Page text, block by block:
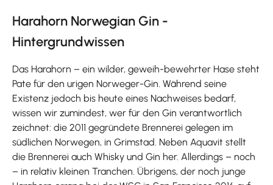
Harahorn Norwegian Gin -
Hintergrundwissen
Das Harahorn – ein wilder, geweih-bewehrter Hase steht
Pate für den urigen Norweger-Gin. Während seine
Existenz jedoch bis heute eines Nachweises bedarf,
wissen wir zumindest, wer für den Gin verantwortlich
zeichnet: die 2011 gegründete Brennerei gelegen im
südlichen Norwegen, in Grimstad. Neben Aquavit stellt
die Brennerei auch Whisky und Gin her. Allerdings – noch
– in relativ kleinen Tranchen. Übrigens, der noch junge